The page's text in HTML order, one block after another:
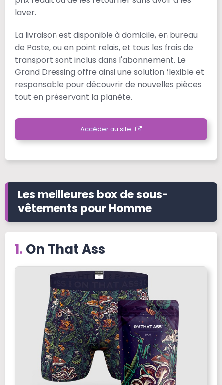
laver.
La livraison est disponible à domicile, en bureau
de Poste, ou en point relais, et tous les frais de
transport sont inclus dans l'abonnement. Le
Grand Dressing offre ainsi une solution flexible et
responsable pour découvrir de nouvelles pièces
tout en préservant la planète.
Accéder au site
Les meilleures box de sous-
vêtements pour Homme
On That Ass